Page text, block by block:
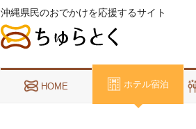
沖縄県民のおでかけを応援するサイト
HOME ホテル宿泊